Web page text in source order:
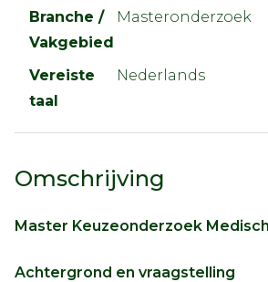
Branche /
Vakgebied
Masteronderzoek
Vereiste
taal
Nederlands
Omschrijving
Master Keuzeonderzoek
Achtergrond en vraagstelling